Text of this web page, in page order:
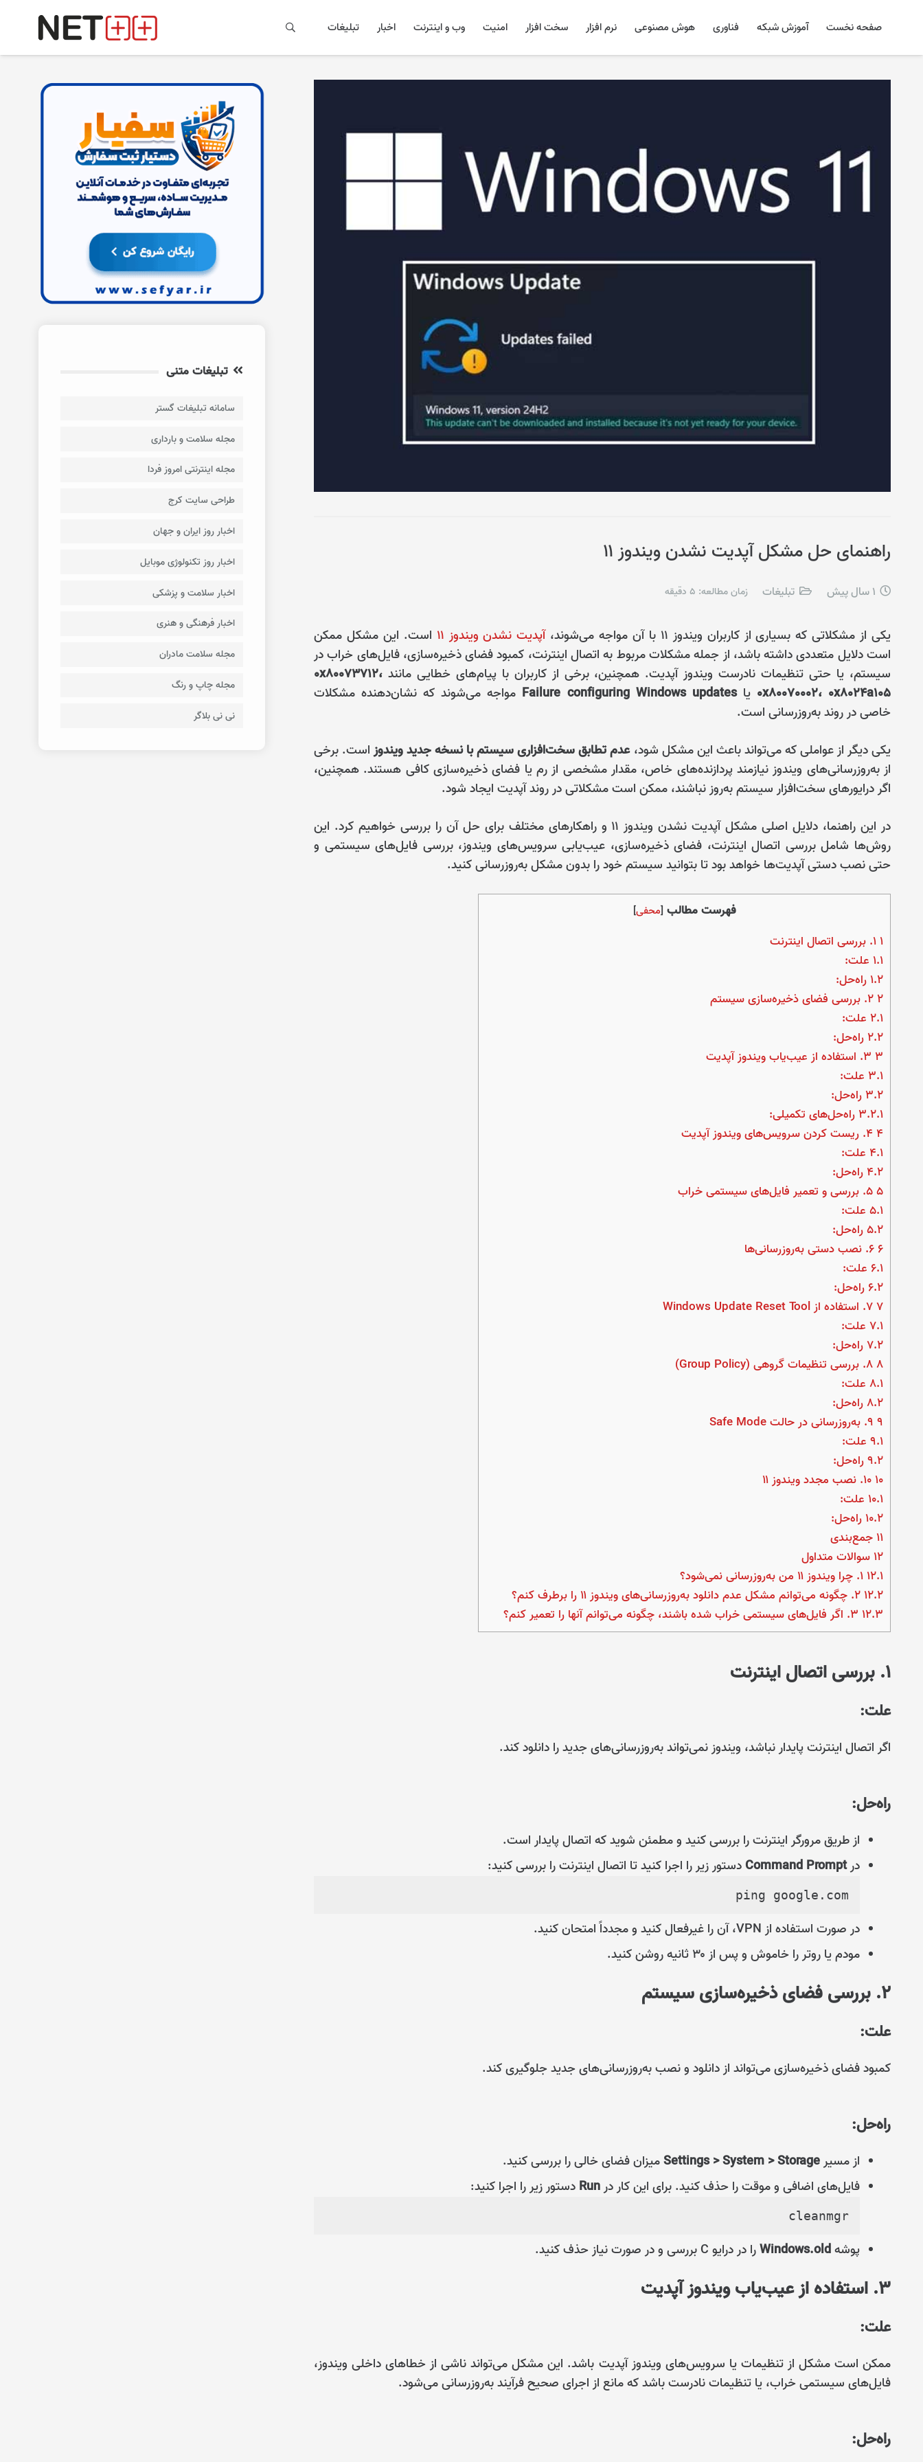
صفحه نخست آموزش شبکه فناوری هوش مصنوعی نرم افزار سخت افزار امنیت وب و اینترنت اخبار تبلیغات
راهنمای حل مشکل آپدیت نشدن ویندوز ۱۱
1 سال پیش تبلیغات زمان مطالعه: 5 دقیقه
یکی از مشکلاتی که بسیاری از کاربران ویندوز ۱۱ با آن مواجه می‌شوند، آپدیت نشدن ویندوز ۱۱
است. این مشکل ممکن
است دلایل متعددی داشته باشد، از جمله مشکلات مربوط به اتصال اینترنت، کمبود فضای ذخیره‌سازی، فایل‌های خراب در
سیستم، یا حتی تنظیمات نادرست ویندوز آپدیت. همچنین، برخی از کاربران با پیام‌های خطایی مانند ۰x80073712،
۰x80070002، ۰x8024a105 یاFailure configuring Windows updates مواجه می‌شوند که نشان‌دهنده مشکلات
خاصی در روند به‌روزرسانی است.
یکی دیگر از عواملی که می‌تواند باعث این مشکل شود،عدم تطابق سخت‌افزاری سیستم با نسخه جدید ویندوزاست. برخی
از به‌روزرسانی‌های ویندوز نیازمند پردازنده‌های خاص، مقدار مشخصی از رم یا فضای ذخیره‌سازی کافی هستند. همچنین،
اگر درایورهای سخت‌افزار سیستم به‌روز نباشند، ممکن است مشکلاتی در روند آپدیت ایجاد شود.
در این راهنما، دلایل اصلی مشکل آپدیت نشدن ویندوز ۱۱ و راهکارهای مختلف برای حل آن را بررسی خواهیم کرد. این
روش‌ها شامل بررسی اتصال اینترنت، فضای ذخیره‌سازی، عیب‌یابی سرویس‌های ویندوز، بررسی فایل‌های سیستمی و
حتی نصب دستی آپدیت‌ها خواهد بود تا بتوانید سیستم خود را بدون مشکل به‌روزرسانی کنید.
فهرست مطالب [محفی]
1
1.1 علت:
1.2 راه‌حل:
2
2.1 علت:
2.2 راه‌حل:
3
3.1 علت:
3.2 راه‌حل:
3.2.1 راه‌حل‌های تکمیلی:
4
4.1 علت:
4.2 راه‌حل:
5
5.1 علت:
5.2راه‌حل:
6
6.1 علت:
6.2 راه‌حل:
7
7.1 علت:
7.2راه‌حل:
8
8.1 علت:
8.2راه‌حل:
9
9.1 علت:
9.2راه‌حل:
10
10.1 علت:
10.2 راه‌حل:
11 جمع‌بندی
12 سوالات متداول
12.1
12.2
12.3
۱. بررسی اتصال اینترنت
علت:
اگر اتصال اینترنت پایدار نباشد، ویندوز نمی‌تواند به‌روزرسانی‌های جدید را دانلود کند.
راه‌حل:
از طریق مرورگر اینترنت را بررسی کنید و مطمئن شوید که اتصال پایدار است.
درCommand Prompt دستور زیر را اجرا کنید تا اتصال اینترنت را بررسی کنید:
ping google.com
در صورت استفاده از VPN، آن را غیرفعال کنید و مجدداً امتحان کنید.
مودم یا روتر را خاموش و پس از ۳۰ ثانیه روشن کنید.
۲. بررسی فضای ذخیره‌سازی سیستم
علت:
کمبود فضای ذخیره‌سازی می‌تواند از دانلود و نصب به‌روزرسانی‌های جدید جلوگیری کند.
راه‌حل:
از مسیرSettings > System > Storageمیزان فضای خالی را بررسی کنید.
فایل‌های اضافی و موقت را حذف کنید. برای این کار درRun دستور زیر را اجرا کنید:
cleanmgr
پوشهWindows.oldرا در درایو C بررسی و در صورت نیاز حذف کنید.
۳. استفاده از عیب‌یاب ویندوز آپدیت
علت:
ممکن است مشکل از تنظیمات یا سرویس‌های ویندوز آپدیت باشد. این مشکل می‌تواند ناشی از خطاهای داخلی ویندوز،
فایل‌های سیستمی خراب، یا تنظیمات نادرست باشد که مانع از اجرای صحیح فرآیند به‌روزرسانی می‌شود.
راه‌حل:
تبلیغات متنی
سامانه تبلیغات گستر
مجله سلامت و بارداری
مجله اینترنتی امروز فردا
طراحی سایت کرج
اخبار روز ایران و جهان
اخبار روز تکنولوژی موبایل
اخبار سلامت و پزشکی
اخبار فرهنگی و هنری
مجله سلامت مادران
مجله چاپ و رنگ
نی نی بلاگر